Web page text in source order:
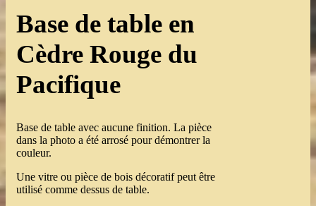
Base de table en
Cèdre Rouge du
Pacifique
Base de table avec aucune finition. La pièce
dans la photo a été arrosé pour démontrer la
couleur.
Une vitre ou pièce de bois décoratif peut être
utilisé comme dessus de table.